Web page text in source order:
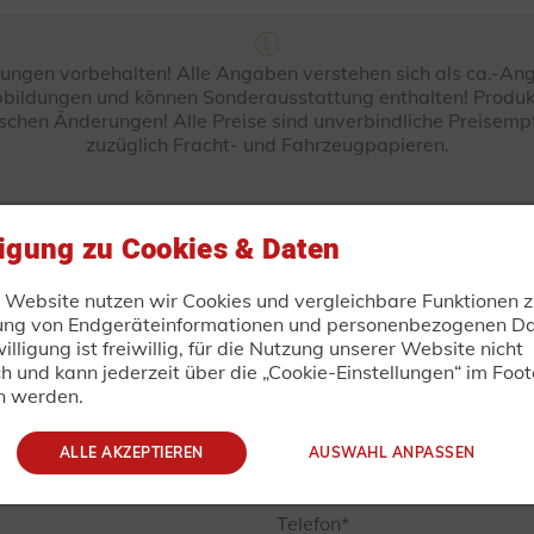
vorbehalten! Alle Angaben verstehen sich als ca.-
und können Sonderausstattung enthalten!
Änderungen! Alle Preise sind unverbindliche
zuzüglich Fracht- und Fahrzeugpapieren.
Anfrage oder
Telefon
zu Cookies & Daten
nutzen wir Cookies und vergleichbare Funktionen
von Endgeräteinformationen und personenbezogenen
ist freiwillig, für die Nutzung unserer Website nicht
und kann jederzeit über die „Cookie-Einstellungen“ im
werden.
ALLE AKZEPTIEREN AUSWAHL ANPASSEN